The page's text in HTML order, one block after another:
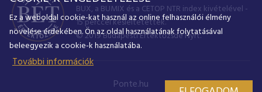
BUX, a BUMIX és a CETOP NTR index kivételével -
15 perccel késleltetettek.
© 2019 Budapesti Értéktőzsde Nyrt.
Ponte.hu
Ez a weboldal cookie-kat használ az online felhasználói élmény
növelése érdekében. Ön az oldal használatának folytatásával
beleegyezik a cookie-k használatába.
További információk